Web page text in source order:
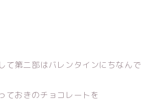
て第二部はバレンタインにちなんで
ておきのチョコレートを